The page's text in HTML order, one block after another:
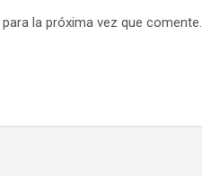
la próxima vez que comente.